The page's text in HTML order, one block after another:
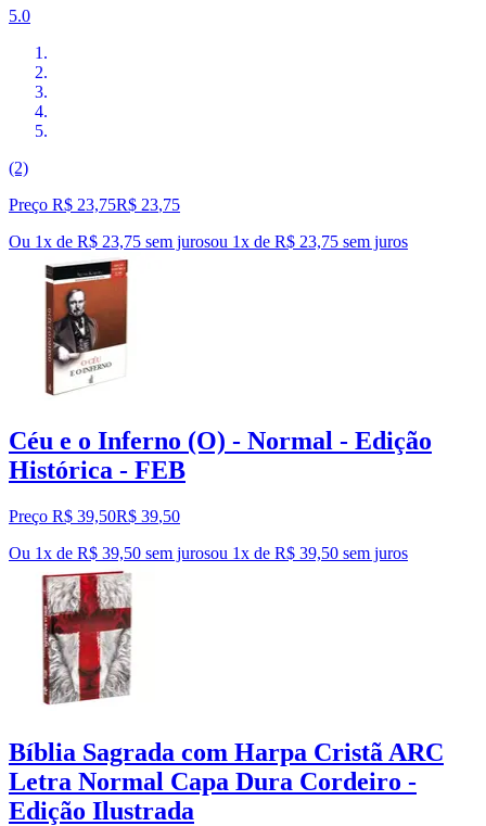
5.0
(2)
Preço R$ 23,75R$ 23,75
Ou 1x de R$ 23,75 sem jurosou 1x de R$ 23,75 sem juros
Céu e o Inferno (O) - Normal - Edição
Histórica - FEB
Preço R$ 39,50R$ 39,50
Ou 1x de R$ 39,50 sem jurosou 1x de R$ 39,50 sem juros
Bíblia Sagrada com Harpa Cristã ARC
Letra Normal Capa Dura Cordeiro -
Edição Ilustrada